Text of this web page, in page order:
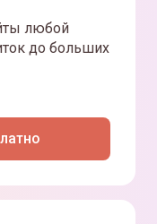
любой
до больших